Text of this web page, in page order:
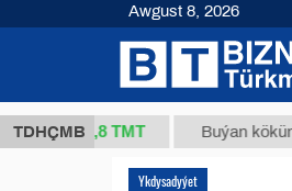
TDHÇMB
37,8 ТМТ Buýan köküniň
Ykdysadyýet
Awgust 8, 2026